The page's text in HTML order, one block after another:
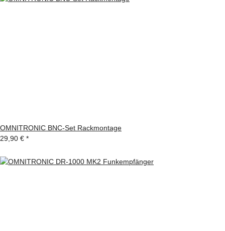
OMNITRONIC BNC-Set Rackmontage
29,90 € *